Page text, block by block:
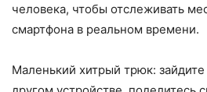
человека, чтобы отслеживать
смартфона в реальном времени.
Маленький хитрый трюк: